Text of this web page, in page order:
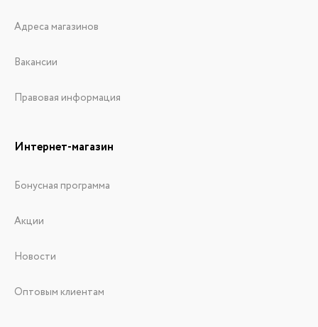
Адреса магазинов
Вакансии
Правовая информация
Интернет-магазин
Бонусная программа
Акции
Новости
Оптовым клиентам